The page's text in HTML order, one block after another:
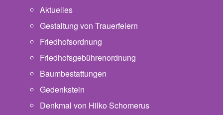
Aktuelles
Gestaltung von Trauerfeiern
Friedhofsordnung
Friedhofsgebührenordnung
Baumbestattungen
Gedenkstein
Denkmal von Hilko Schomerus